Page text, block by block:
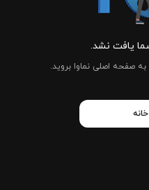
یافت نشد.
به صفحه اصلی نماوا بروید.